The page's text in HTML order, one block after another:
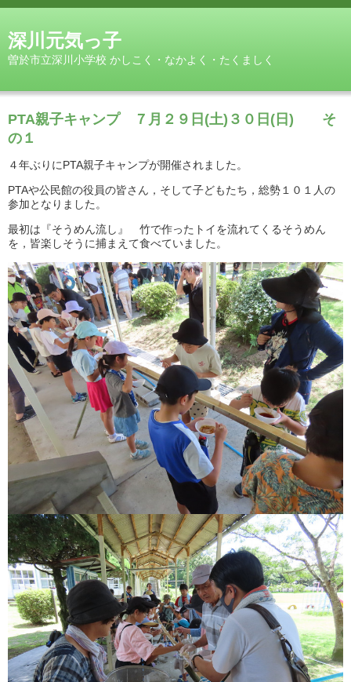
深川元気っ子
曽於市立深川小学校 かしこく・なかよく・たくましく
PTA親子キャンプ ７月２９日(土)３０日(日) そ
の１
４年ぶりにPTA親子キャンプが開催されました。
PTAや公民館の役員の皆さん，そして子どもたち，総勢１０１人の
参加となりました。
最初は『そうめん流し』 竹で作ったトイを流れてくるそうめん
を，皆楽しそうに捕まえて食べていました。